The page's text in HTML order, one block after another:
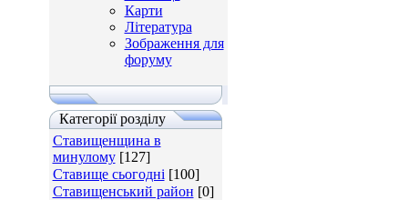
Карти
Література
Зображення для
форуму
Категорії розділу
Ставищенщина в
минулому [127]
Ставище сьогодні [100]
Ставищенський район [0]